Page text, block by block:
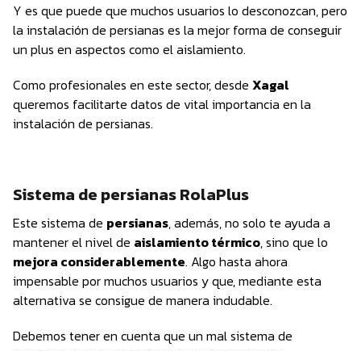
Y es que puede que muchos usuarios lo desconozcan, pero
la instalación de persianas es la mejor forma de conseguir
un plus en aspectos como el aislamiento.
Como profesionales en este sector, desde Xagal
queremos facilitarte datos de vital importancia en la
instalación de persianas.
Sistema de persianas RolaPlus
Este sistema de persianas, además, no solo te ayuda a
mantener el nivel de aislamiento térmico, sino que lo
mejora considerablemente. Algo hasta ahora
impensable por muchos usuarios y que, mediante esta
alternativa se consigue de manera indudable.
Debemos tener en cuenta que un mal sistema de